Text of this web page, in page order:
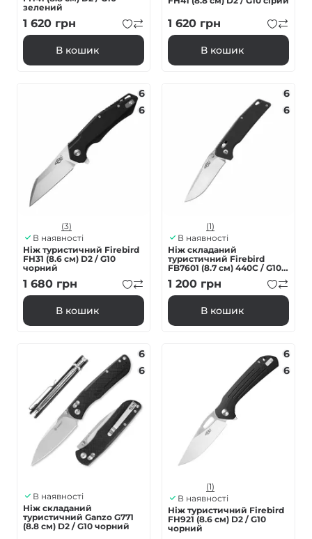
зелений
1 620 грн
В кошик
1 620 грн
В кошик
6
6
(3)
В наявності
Ніж туристичний Firebird
FH31 (8.6 см) D2 / G10
чорний
1 680 грн
В кошик
6
6
(1)
В наявності
Ніж складаний
туристичний Firebird
FB7601 (8.7 см) 440С / G10
чорний
1 200 грн
В кошик
6
6
В наявності
Ніж складаний
туристичний Ganzo G771
(8.8 см) D2 / G10 чорний
6
6
(1)
В наявності
Ніж туристичний Firebird
FH921 (8.6 см) D2 / G10
чорний